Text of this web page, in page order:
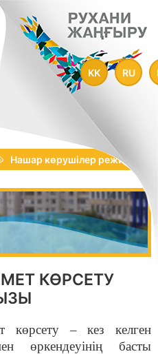
KK RU
Нашар көрушілер режим
КӨРСЕТУ
көрсету – кез келген
өркендеуінің басты